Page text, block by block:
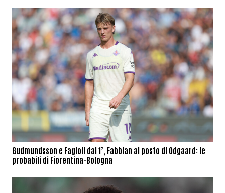
Gudmundsson e Fagioli dal 1’, Fabbian al posto di Odgaard: le
probabili di Fiorentina-Bologna